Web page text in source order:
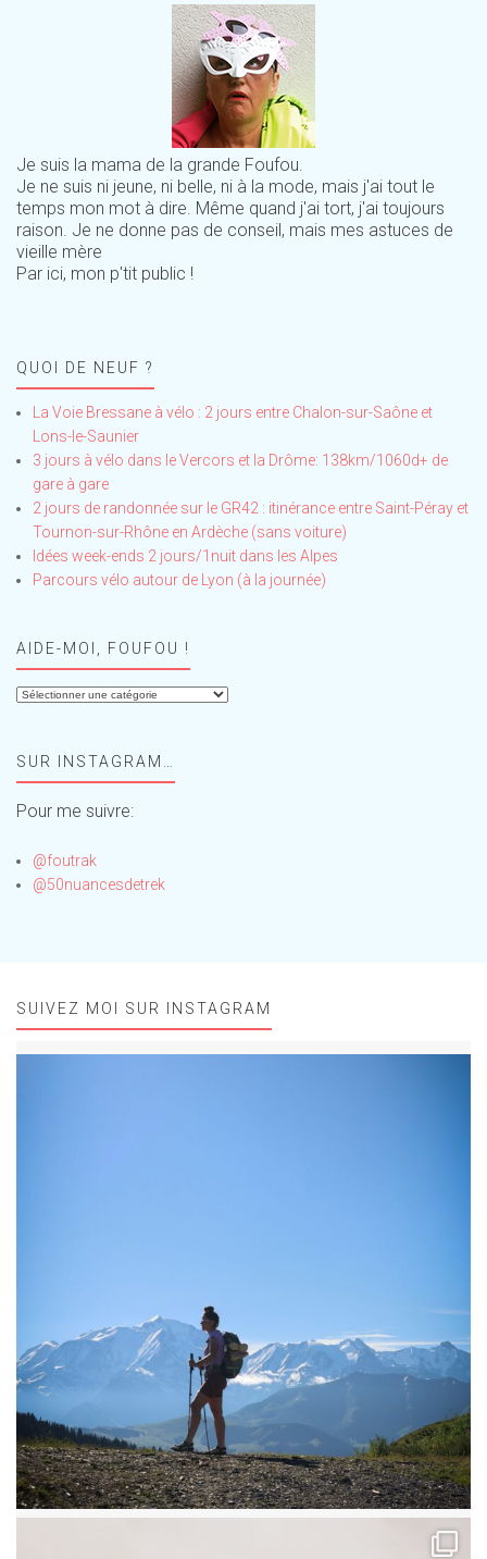
Je suis la mama de la grande Foufou.
Je ne suis ni jeune, ni belle, ni à la mode, mais j'ai tout le
temps mon mot à dire. Même quand j'ai tort, j'ai toujours
raison. Je ne donne pas de conseil, mais mes astuces de
vieille mère
Par ici, mon p'tit public !
QUOI DE NEUF ?
La Voie Bressane à vélo : 2 jours entre Chalon-sur-Saône et
Lons-le-Saunier
3 jours à vélo dans le Vercors et la Drôme: 138km/1060d+ de
gare à gare
2 jours de randonnée sur le GR42 : itinérance entre Saint-Péray et
Tournon-sur-Rhône en Ardèche (sans voiture)
Idées week-ends 2 jours/1nuit dans les Alpes
Parcours vélo autour de Lyon (à la journée)
AIDE-MOI, FOUFOU !
Aide-
!SUR INSTAGRAM…
Pour me suivre:
@foutrak
@50nuancesdetrek
SUIVEZ MOI SUR INSTAGRAM